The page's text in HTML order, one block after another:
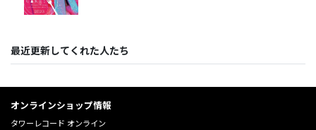
最近更新してくれた人たち
オンラインショップ情報
タワーレコード オンライン